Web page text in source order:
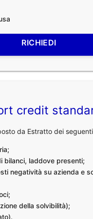
RICHIEDI
credit
da Estratto dei
bilanci, laddove presenti;
negatività su azienda e
della solvibilità);